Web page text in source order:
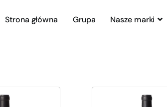
Strona główna Grupa Nasze marki